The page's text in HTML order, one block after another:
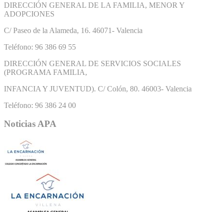
DIRECCIÓN GENERAL DE LA FAMILIA, MENOR Y
ADOPCIONES
C/ Paseo de la Alameda, 16. 46071- Valencia
Teléfono: 96 386 69 55
DIRECCIÓN GENERAL DE SERVICIOS SOCIALES
(PROGRAMA FAMILIA,
INFANCIA Y JUVENTUD). C/ Colón, 80. 46003- Valencia
Teléfono: 96 386 24 00
Noticias APA